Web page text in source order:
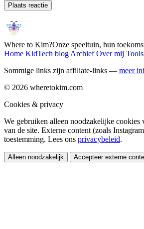
Plaats reactie
Where to Kim?Onze speeltuin, hun
Home KidTech blog ArchiefOver mij Tools
Sommige links zijn affiliate-links — meer
© 2026 wheretokim.com
Cookies & privacy
We gebruiken alleen noodzakelijke cookies
van de site. Externe content (zoals
toestemming. Lees ons privacybeleid.
Alleen noodzakelijk Accepteer externe